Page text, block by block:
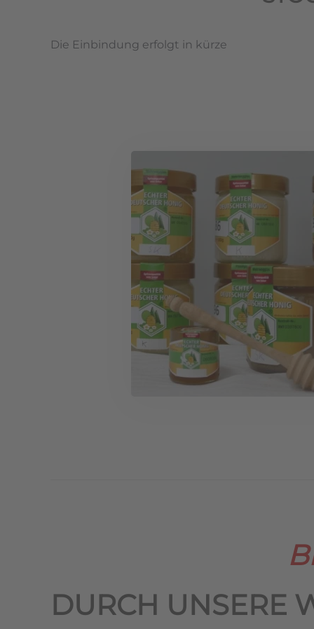
Die Einbindung erfolgt in kürze
DURCH UNSERE